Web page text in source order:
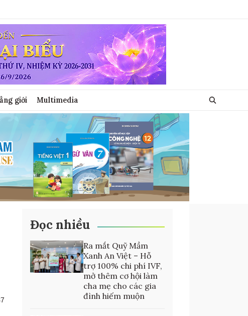
giới Multimedia
Đọc nhiều
Ra mắt Quỹ Mầm
Xanh An Việt – Hỗ
trợ 100% chi phí IVF,
mở thêm cơ hội làm
cha mẹ cho các gia
đình hiếm muộn